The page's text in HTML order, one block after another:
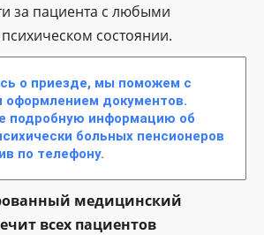
за пациента с любыми
состоянии.
о приезде, мы поможем с
оформлением документов.
подробную информацию об
больных пенсионеров
по телефону.
медицинский
всех пациентов